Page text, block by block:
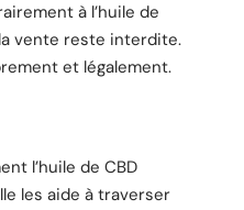
à l’huile de
vente reste interdite.
et légalement.
l’huile de CBD
les aide à traverser